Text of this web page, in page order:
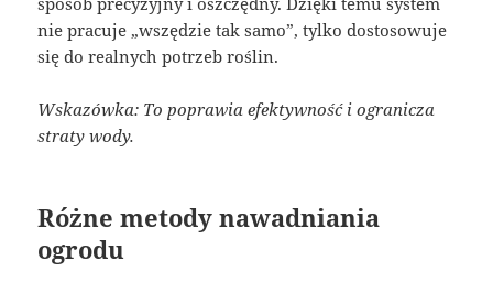
nie pracuje „wszędzie tak samo”, tylko dostosowuje
się do realnych potrzeb roślin.
Wskazówka: To poprawia efektywność i ogranicza
straty wody.
Różne metody nawadniania
ogrodu